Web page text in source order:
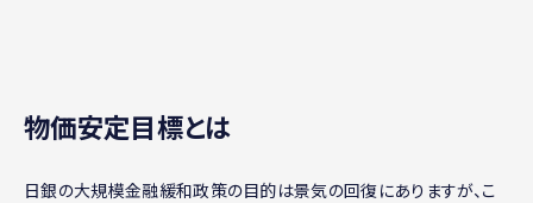
物価安定目標とは
日銀の大規模金融緩和政策の目的は景気の回復にありますが、こ